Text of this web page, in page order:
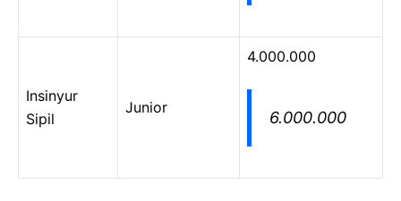
Insinyur
Sipil
Junior
4.000.000
6.000.000